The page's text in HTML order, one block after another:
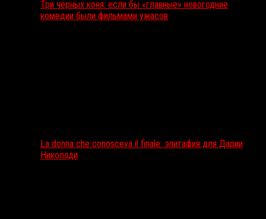
Три чёрных коня: если бы «главные» новогодние
комедии были фильмами ужасов
La donna che conosceva il finale: эпитафия для Дарии
Николоди